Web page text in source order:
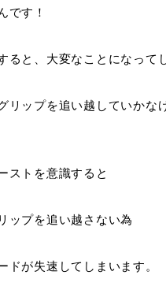
です！
ると、大変なことになって
リップを追い越していかな
ストを意識すると
ップを追い越さない為
ドが失速 してしまいます。